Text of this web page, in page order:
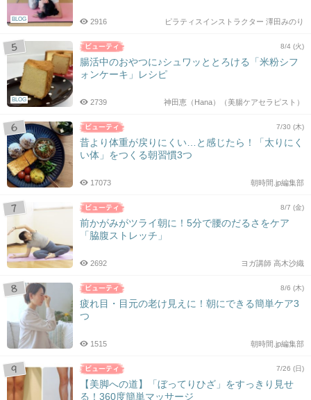
BLOG ピラティスインストラクター 澤田みのり
2916
BLOG
8/4 (火)
腸活中のおやつに♪シュワッととろける「米粉シフ
ォンケーキ」レシピ
神田恵（Hana）（美腸ケアセラピスト）
2739
7/30 (木)
昔より体重が戻りにくい…と感じたら！「太りにく
い体」をつくる朝習慣3つ
朝時間.jp編集部
17073
8/7 (金)
前かがみがツライ朝に！5分で腰のだるさをケア
「脇腹ストレッチ」
ヨガ講師 高木沙織
2692
8/6 (木)
疲れ目・目元の老け見えに！朝にできる簡単ケア3
つ
朝時間.jp編集部
1515
7/26 (日)
【美脚への道】「ぼってりひざ」をすっきり見せ
る！360度簡単マッサージ